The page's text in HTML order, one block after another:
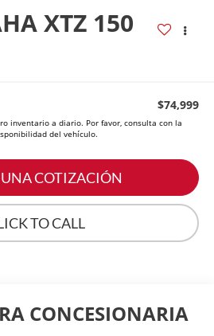
XTZ 150
$74,999
inventario a diario. Por favor, consulta con la
del vehículo.
COTIZACIÓN
TO CALL
CONCESIONARIA